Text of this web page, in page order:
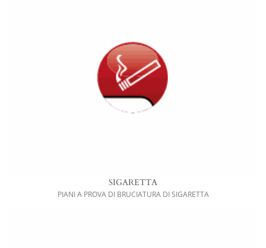
SIGARETTA
PIANI A PROVA DI BRUCIATURA DI SIGARETTA